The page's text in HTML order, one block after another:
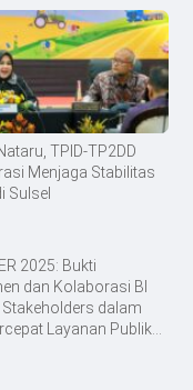
TPID-TP2DD
Menjaga Stabilitas
Sulsel
2025: Bukti
dan Kolaborasi BI
Stakeholders dalam
Layanan Publik